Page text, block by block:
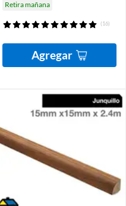
Retira mañana
(16)
Agregar